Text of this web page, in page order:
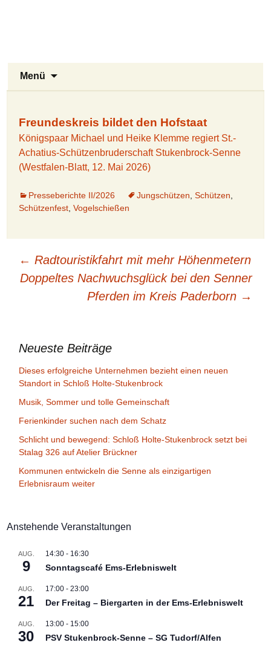
Menü
Freundeskreis bildet den Hofstaat
Königspaar Michael und Heike Klemme regiert St.-
Achatius-Schützenbruderschaft Stukenbrock-Senne
(Westfalen-Blatt, 12. Mai 2026)
Presseberichte II/2026 Jungschützen ,Schützen
Schützenfest ,Vogelschießen
Beitragsnavigation
← Radtouristikfahrt mit mehr Höhenmetern
Doppeltes Nachwuchsglück bei den Senner
Pferden im Kreis Paderborn →
Neueste Beiträge
Dieses erfolgreiche Unternehmen bezieht einen neuen
Standort in Schloß Holte-Stukenbrock
Musik, Sommer und tolle Gemeinschaft
Ferienkinder suchen nach dem Schatz
Schlicht und bewegend: Schloß Holte-Stukenbrock setzt bei
Stalag 326 auf Atelier Brückner
Kommunen entwickeln die Senne als einzigartigen
Erlebnisraum weiter
Anstehende Veranstaltungen
AUG.
9
14:30 - 16:30
Sonntagscafé Ems-Erlebniswelt
AUG.
21
17:00 -23:00
Der Freitag – Biergarten in der Ems-Erlebniswelt
AUG.
30
13:00 - 15:00
PSV Stukenbrock-Senne – SG Tudorf/Alfen